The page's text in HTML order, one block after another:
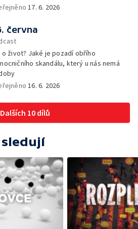
17. 6. 2026
června
o život? Jaké je pozadí obřího
skandálu, který u nás nemá
16. 6. 2026
Dalších 10 dílů